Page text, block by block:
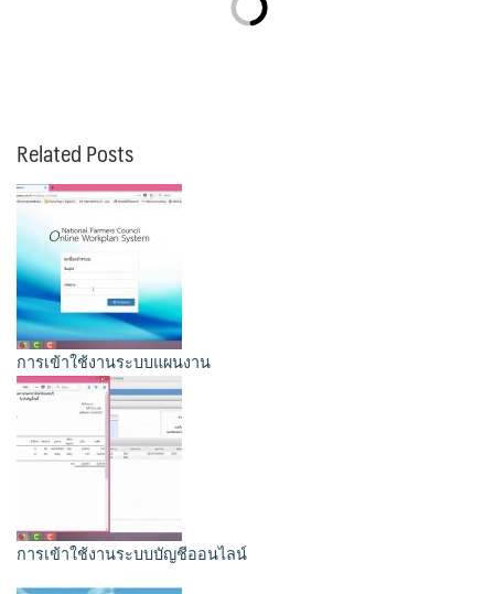
Related Posts
การเข้าใช้งานระบบแผนงาน
การเข้าใช้งานระบบบัญชีออนไลน์